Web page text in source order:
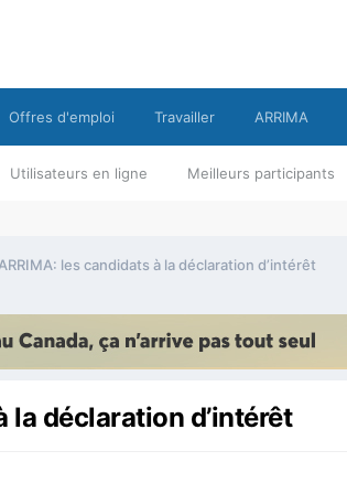
Utilisateurs en ligne Meilleurs participants
Offres d'emploi Travailler ARRIMA
ARRIMA: les candidats à la déclaration d’intérêt
la déclaration d’intérêt